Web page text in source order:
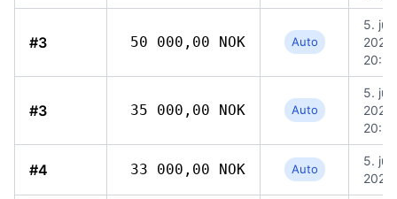
#3 50 000,00 NOK Auto
5. juni
2026,
20:55
#3 35 000,00 NOK Auto
5. juni
2026,
20:55
#4 33 000,00 NOK Auto
5. juni